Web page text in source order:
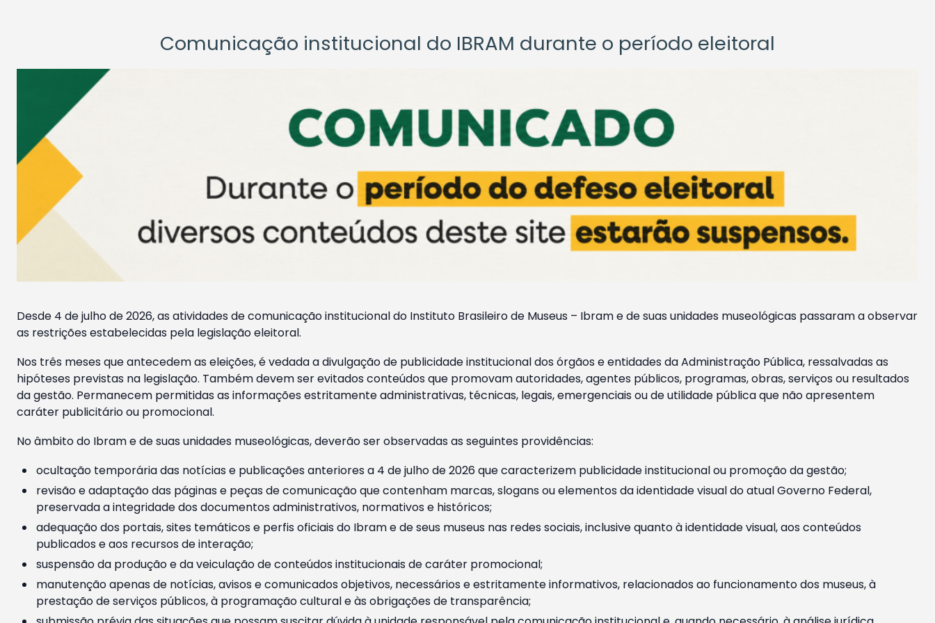
Comunicação institucional do IBRAM durante o período eleitoral
Desde 4 de julho de 2026, as atividades de comunicação institucional do Instituto Brasileiro de Museus – Ibram e de suas unidades museológicas passaram a observar
as restrições estabelecidas pela legislação eleitoral.
Nos três meses que antecedem as eleições, é vedada a divulgação de publicidade institucional dos órgãos e entidades da Administração Pública, ressalvadas as
hipóteses previstas na legislação. Também devem ser evitados conteúdos que promovam autoridades, agentes públicos, programas, obras, serviços ou resultados
da gestão. Permanecem permitidas as informações estritamente administrativas, técnicas, legais, emergenciais ou de utilidade pública que não apresentem
caráter publicitário ou promocional.
No âmbito do Ibram e de suas unidades museológicas, deverão ser observadas as seguintes providências:
ocultação temporária das notícias e publicações anteriores a 4 de julho de 2026 que caracterizem publicidade institucional ou promoção da gestão;
revisão e adaptação das páginas e peças de comunicação que contenham marcas, slogans ou elementos da identidade visual do atual Governo Federal,
preservada a integridade dos documentos administrativos, normativos e históricos;
adequação dos portais, sites temáticos e perfis oficiais do Ibram e de seus museus nas redes sociais, inclusive quanto à identidade visual, aos conteúdos
publicados e aos recursos de interação;
suspensão da produção e da veiculação de conteúdos institucionais de caráter promocional;
manutenção apenas de notícias, avisos e comunicados objetivos, necessários e estritamente informativos, relacionados ao funcionamento dos museus, à
prestação de serviços públicos, à programação cultural e às obrigações de transparência;